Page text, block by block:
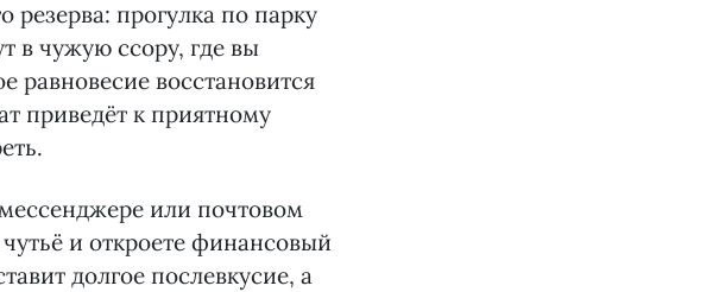
резерва: прогулка по парку
в чужую ссору, где вы
равновесие восстановится
приведёт к приятному
или почтовом
и откроете финансовый
долгое послевкусие, а